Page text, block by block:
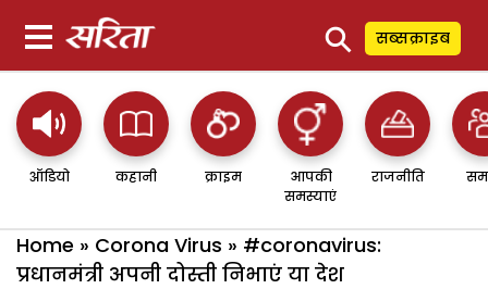
⚲ सब्सक्राइब
ऑडियो कहानी क्राइम
आपकी
समस्याएं
राजनीति
Home » Corona Virus » #coronavirus:
प्रधानमंत्री अपनी दोस्ती निभाएं या देश